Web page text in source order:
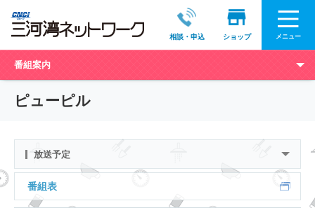
相談・申込 ショップ メニュー
番組案内
ピューピル
放送予定
番組表